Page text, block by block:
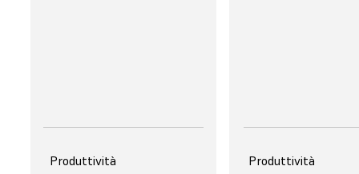
Assistenza
Identificazione della resina
Produttività
Identificazione
Produttività